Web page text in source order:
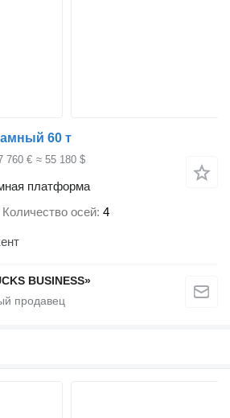
60 т
760 € ≈ 55 180 $
платформа
Количество осей 4
BUSINESS»